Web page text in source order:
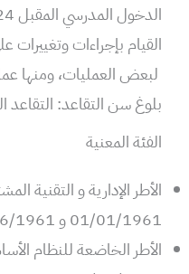
القيام بإجراءات
لبعض العمليات، ومنها
بلوغ سن التقاعد: التقاعد
الفئة المعنية
الأطر الإدارية و التقنية
01/01/1961 و 30/06/1961